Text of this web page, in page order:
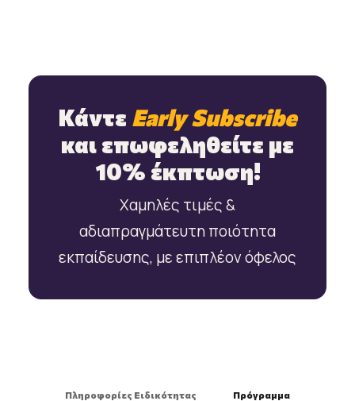
Κάντε Early Subscribe
και επωφεληθείτε με
10% έκπτωση!
Χαμηλές τιμές &
αδιαπραγμάτευτη ποιότητα
εκπαίδευσης, με επιπλέον όφελος
Πληροφορίες Ειδικότητας Πρόγραμμα